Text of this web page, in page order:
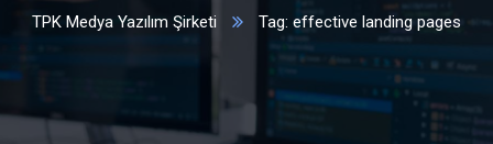
TPK Medya Yazılım Şirketi Tag: effective landing pages